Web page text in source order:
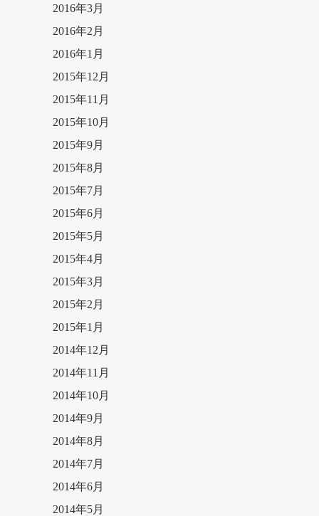
2016年3月
2016年2月
2016年1月
2015年12月
2015年11月
2015年10月
2015年9月
2015年8月
2015年7月
2015年6月
2015年5月
2015年4月
2015年3月
2015年2月
2015年1月
2014年12月
2014年11月
2014年10月
2014年9月
2014年8月
2014年7月
2014年6月
2014年5月